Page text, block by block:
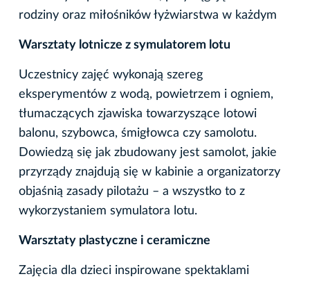
rodziny oraz miłośników łyżwiarstwa w każdym
Warsztaty lotnicze z symulatorem lotu
Uczestnicy zajęć wykonają szereg
eksperymentów z wodą, powietrzem i ogniem,
tłumaczących zjawiska towarzyszące lotowi
balonu, szybowca, śmigłowca czy samolotu.
Dowiedzą się jak zbudowany jest samolot, jakie
przyrządy znajdują się w kabinie a organizatorzy
objaśnią zasady pilotażu – a wszystko to z
wykorzystaniem symulatora lotu.
Warsztaty plastyczne i ceramiczne
Zajęcia dla dzieci inspirowane spektaklami